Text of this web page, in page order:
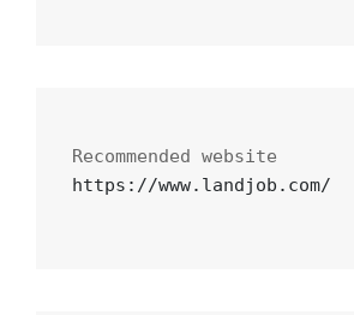
https://www.landjob.com/